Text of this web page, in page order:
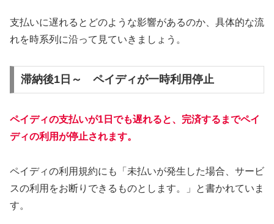
支払いに遅れるとどのような影響があるのか、具体的な流
れを時系列に沿って見ていきましょう。
滞納後1日～ ペイディが一時利用停止
ペイディの支払いが1日でも遅れると、完済するまでペイ
ディの利用が停止されます。
ペイディの利用規約にも「未払いが発生した場合、サービ
スの利用をお断りできるものとします。」と書かれていま
す。